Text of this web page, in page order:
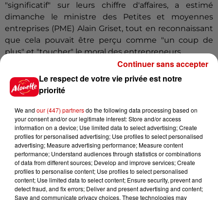
"significatif" sur leurs chiffre d'affaires, a estimé
dimanche le ministre des Petites et moyennes
entreprises (PME) Alain Griset, tout en reconnaissant
que cela pouvait être perçu comme "un coup de
plus" et "toucher" le moral des entrepreneurs.
Infos
20h49
Retour du risque feu de forêt
17h13
Le Grand Ouest passe en
vigilance orange canicule
Le respect de votre vie privée est notre
priorité
We and our (447) partnersdo the following data processing based on
your consent and/or our legitimate interest: Store and/or access
information on a device; Use limited data to select advertising; Create
profiles for personalised advertising; Use profiles to select personalised
advertising; Measure advertising performance; Measure content
performance; Understand audiences through statistics or combinations
of data from different sources; Develop and improve services; Create
profiles to personalise content; Use profiles to select personalised
content; Use limited data to select content; Ensure security, prevent and
detect fraud, and fix errors; Deliver and present advertising and content;
Save and communicate privacy choices. These technologies may
Continuer sans accepter